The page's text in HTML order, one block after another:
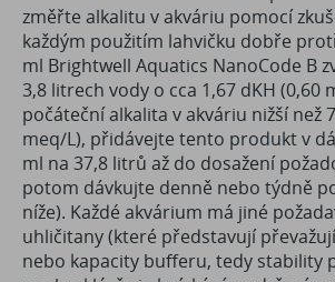
změřte alkalitu v akváriu pomocí
každým použitím lahvičku dobře
ml Brightwell Aquatics NanoCode B
3,8 litrech vody o cca 1,67 dKH (0,60
počáteční alkalita v akváriu nižší než
meq/L), přidávejte tento produkt v
ml na 37,8 litrů až do dosažení
potom dávkujte denně nebo týdně
níže). Každé akvárium má jiné
uhličitany (které představují
nebo kapacity bufferu, tedy stability